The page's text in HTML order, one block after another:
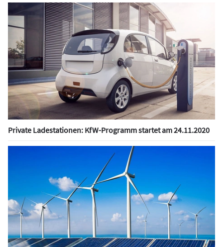
Private Ladestationen: KfW-Programm startet am 24.11.2020